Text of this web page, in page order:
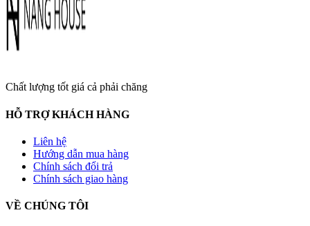
Chất lượng tốt giá cả phải chăng
HỖ TRỢ KHÁCH HÀNG
Liên hệ
Hướng dẫn mua hàng
Chính sách đổi trả
Chính sách giao hàng
VỀ CHÚNG TÔI